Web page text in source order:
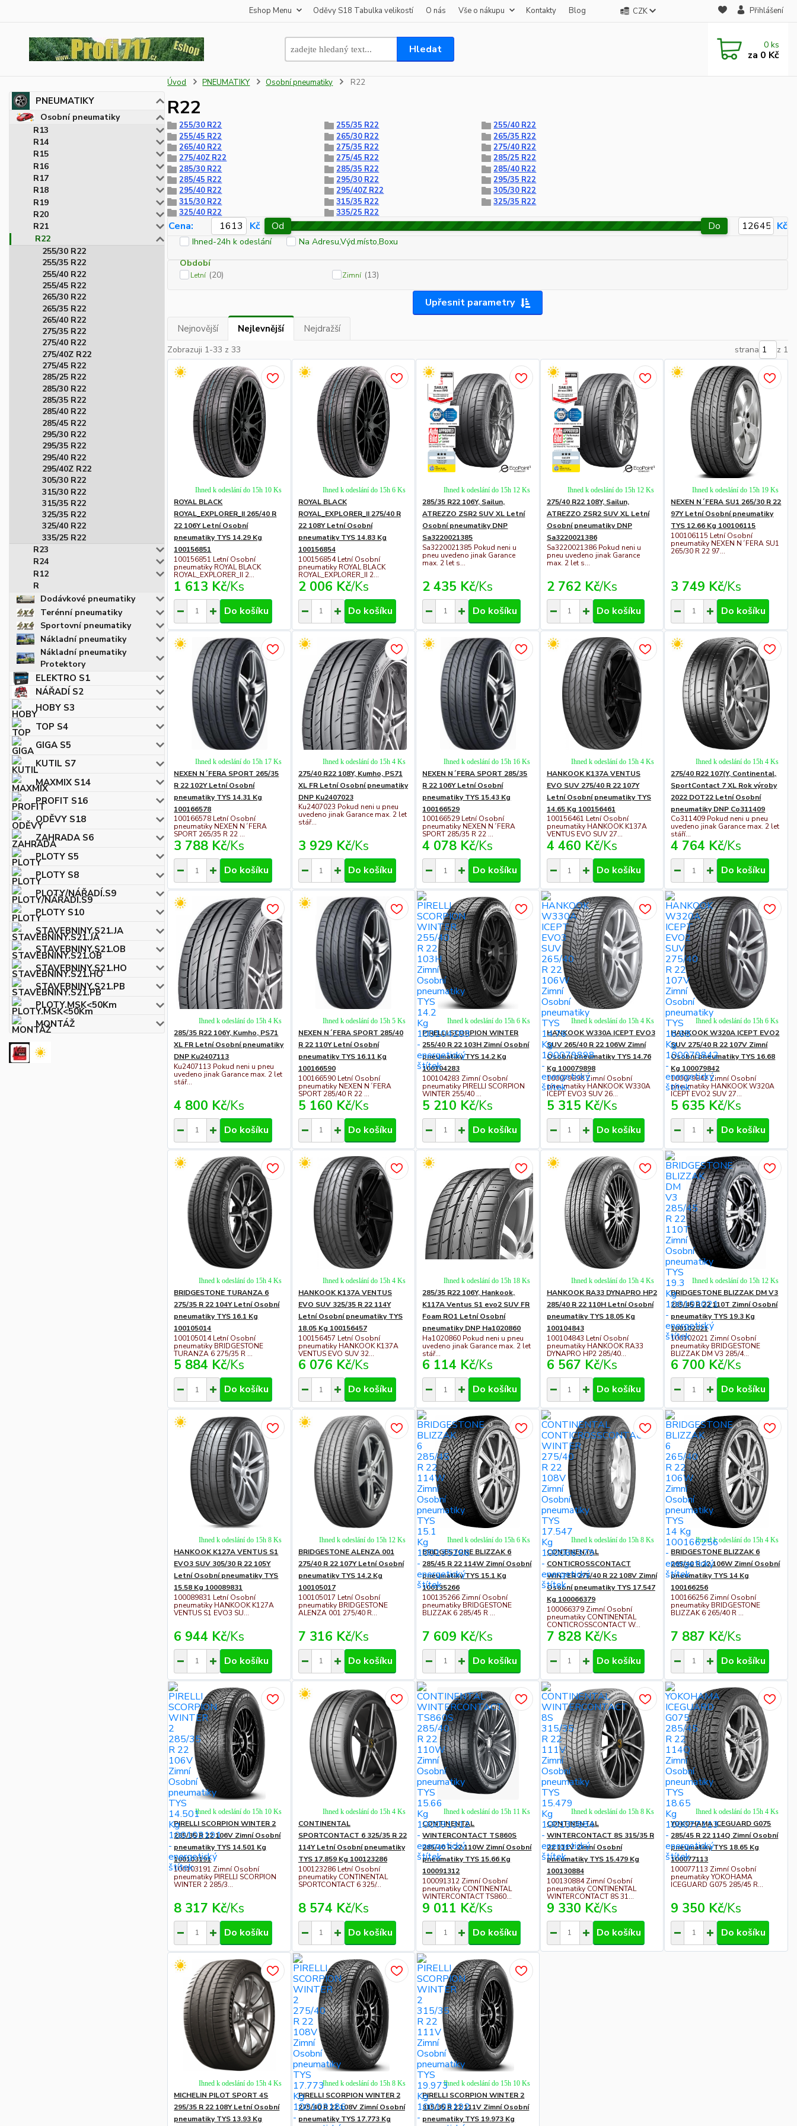
Eshop Menu Oděvy S18 Tabulka velikostí O nás Vše o nákupu Kontakty Blog CZK Přihlášení
Hledat 0 ks
za 0 Kč
PNEUMATIKY
Osobní pneumatiky
R13
R14
R15
R16
R17
R18
R19
R20
R21
R22
255/30 R22
255/35 R22
255/40 R22
255/45 R22
265/30 R22
265/35 R22
265/40 R22
275/35 R22
275/40 R22
275/40Z R22
275/45 R22
285/25 R22
285/30 R22
285/35 R22
285/40 R22
285/45 R22
295/30 R22
295/35 R22
295/40 R22
295/40Z R22
305/30 R22
315/30 R22
315/35 R22
325/35 R22
325/40 R22
335/25 R22
R23
R24
R12
R
Dodávkové pneumatiky
Terénní pneumatiky
Sportovní pneumatiky
Nákladní pneumatiky
Nákladní pneumatiky
Protektory
ELEKTRO S1
NÁŘADÍ S2
HOBY S3
TOP S4
GIGA S5
KUTIL S7
MAXMIX S14
PROFIT S16
ODĚVY S18
ZAHRADA S6
PLOTY S5
PLOTY S8
PLOTY/NÁŘADÍ.S9
PLOTY S10
STAVEBNINY.S21.JA
STAVEBNINY.S21.OB
STAVEBNINY.S21.HO
STAVEBNINY.S21.PB
PLOTY.MSK<50Km
MONTÁŽ
Úvod PNEUMATIKY Osobní pneumatiky R22
R22
255/30 R22 255/35 R22
255/40 R22
255/45 R22
265/30 R22
265/35 R22
265/40 R22
275/35 R22
275/40 R22
275/40Z R22
275/45 R22
285/25 R22
285/30 R22
285/35 R22
285/40 R22
285/45 R22
295/30 R22
295/35 R22
295/40 R22
295/40Z R22
305/30 R22
315/30 R22
315/35 R22
325/35 R22
325/40 R22
335/25 R22
Upřesnit parametry
Cena: Kč Od Do Kč
Ihned-24h k odeslání
Na Adresu,Výd.místo,Boxu
Období
Letní (20) Zimní (13)
Nejnovější Nejlevnější Nejdražší
Zobrazuji 1-33 z 33 strana z 1
ROYAL BLACK
ROYAL_EXPLORER_II 265/40 R
22 106Y Letní Osobní
pneumatiky TYS 14.29 Kg
100156851
100156851 Letní Osobní
pneumatiky ROYAL BLACK
ROYAL_EXPLORER_II 2...
1 613 Kč/Ks
Ihned k odeslání do 15h 10 Ks
Do košíku
ROYAL BLACK
ROYAL_EXPLORER_II 275/40 R
22 108Y Letní Osobní
pneumatiky TYS 14.83 Kg
100156854
100156854 Letní Osobní
pneumatiky ROYAL BLACK
ROYAL_EXPLORER_II 2...
2 006 Kč/Ks
Ihned k odeslání do 15h 6 Ks
Do košíku
285/35 R22 106Y, Sailun,
ATREZZO ZSR2 SUV XL Letní
Osobní pneumatiky DNP
Sa3220021385
Sa3220021385 Pokud neni u
pneu uvedeno jinak Garance
max. 2 let s...
2 435 Kč/Ks
Ihned k odeslání do 15h 12 Ks
Do košíku
275/40 R22 108Y, Sailun,
ATREZZO ZSR2 SUV XL Letní
Osobní pneumatiky DNP
Sa3220021386
Sa3220021386 Pokud neni u
pneu uvedeno jinak Garance
max. 2 let s...
2 762 Kč/Ks
Ihned k odeslání do 15h 12 Ks
Do košíku
NEXEN N´FERA SU1 265/30 R 22
97Y Letní Osobní pneumatiky
TYS 12.66 Kg 100106115
100106115 Letní Osobní
pneumatiky NEXEN N´FERA SU1
265/30 R 22 97...
3 749 Kč/Ks
Ihned k odeslání do 15h 19 Ks
Do košíku
NEXEN N´FERA SPORT 265/35
R 22 102Y Letní Osobní
pneumatiky TYS 14.31 Kg
100166578
100166578 Letní Osobní
pneumatiky NEXEN N´FERA
SPORT 265/35 R 22 ...
3 788 Kč/Ks
Ihned k odeslání do 15h 17 Ks
Do košíku
275/40 R22 108Y, Kumho, PS71
XL FR Letní Osobní pneumatiky
DNP Ku2407023
Ku2407023 Pokud neni u pneu
uvedeno jinak Garance max. 2 let
stář...
3 929 Kč/Ks
Ihned k odeslání do 15h 4 Ks
Do košíku
NEXEN N´FERA SPORT 285/35
R 22 106Y Letní Osobní
pneumatiky TYS 15.43 Kg
100166529
100166529 Letní Osobní
pneumatiky NEXEN N´FERA
SPORT 285/35 R 22 ...
4 078 Kč/Ks
Ihned k odeslání do 15h 16 Ks
Do košíku
HANKOOK K137A VENTUS
EVO SUV 275/40 R 22 107Y
Letní Osobní pneumatiky TYS
14.65 Kg 100156461
100156461 Letní Osobní
pneumatiky HANKOOK K137A
VENTUS EVO SUV 27...
4 460 Kč/Ks
Ihned k odeslání do 15h 4 Ks
Do košíku
275/40 R22 107(Y, Continental,
SportContact 7 XL Rok výroby
2022 DOT22 Letní Osobní
pneumatiky DNP Co311409
Co311409 Pokud neni u pneu
uvedeno jinak Garance max. 2 let
stáří...
4 764 Kč/Ks
Ihned k odeslání do 15h 4 Ks
Do košíku
285/35 R22 106Y, Kumho, PS71
XL FR Letní Osobní pneumatiky
DNP Ku2407113
Ku2407113 Pokud neni u pneu
uvedeno jinak Garance max. 2 let
stář...
4 800 Kč/Ks
Ihned k odeslání do 15h 4 Ks
Do košíku
NEXEN N´FERA SPORT 285/40
R 22 110Y Letní Osobní
pneumatiky TYS 16.11 Kg
100166590
100166590 Letní Osobní
pneumatiky NEXEN N´FERA
SPORT 285/40 R 22 ...
5 160 Kč/Ks
Ihned k odeslání do 15h 5 Ks
Do košíku
PIRELLI SCORPION WINTER
255/40 R 22 103H Zimní Osobní
pneumatiky TYS 14.2 Kg
100104283
100104283 Zimní Osobní
pneumatiky PIRELLI SCORPION
WINTER 255/40 ...
5 210 Kč/Ks
Ihned k odeslání do 15h 6 Ks
Do košíku
HANKOOK W330A ICEPT EVO3
SUV 265/40 R 22 106W Zimní
Osobní pneumatiky TYS 14.76
Kg 100079898
100079898 Zimní Osobní
pneumatiky HANKOOK W330A
ICEPT EVO3 SUV 26...
5 315 Kč/Ks
Ihned k odeslání do 15h 4 Ks
Do košíku
HANKOOK W320A ICEPT EVO2
SUV 275/40 R 22 107V Zimní
Osobní pneumatiky TYS 16.68
Kg 100079842
100079842 Zimní Osobní
pneumatiky HANKOOK W320A
ICEPT EVO2 SUV 27...
5 635 Kč/Ks
Ihned k odeslání do 15h 6 Ks
Do košíku
BRIDGESTONE TURANZA 6
275/35 R 22 104Y Letní Osobní
pneumatiky TYS 16.1 Kg
100105014
100105014 Letní Osobní
pneumatiky BRIDGESTONE
TURANZA 6 275/35 R ...
5 884 Kč/Ks
Ihned k odeslání do 15h 4 Ks
Do košíku
HANKOOK K137A VENTUS
EVO SUV 325/35 R 22 114Y
Letní Osobní pneumatiky TYS
18.05 Kg 100156457
100156457 Letní Osobní
pneumatiky HANKOOK K137A
VENTUS EVO SUV 32...
6 076 Kč/Ks
Ihned k odeslání do 15h 4 Ks
Do košíku
285/35 R22 106Y, Hankook,
K117A Ventus S1 evo2 SUV FR
Foam RO1 Letní Osobní
pneumatiky DNP Ha1020860
Ha1020860 Pokud neni u pneu
uvedeno jinak Garance max. 2 let
stář...
6 114 Kč/Ks
Ihned k odeslání do 15h 18 Ks
Do košíku
HANKOOK RA33 DYNAPRO HP2
285/40 R 22 110H Letní Osobní
pneumatiky TYS 18.05 Kg
100104843
100104843 Letní Osobní
pneumatiky HANKOOK RA33
DYNAPRO HP2 285/40...
6 567 Kč/Ks
Ihned k odeslání do 15h 4 Ks
Do košíku
BRIDGESTONE BLIZZAK DM V3
285/45 R 22 110T Zimní Osobní
pneumatiky TYS 19.3 Kg
100102021
100102021 Zimní Osobní
pneumatiky BRIDGESTONE
BLIZZAK DM V3 285/4...
6 700 Kč/Ks
Ihned k odeslání do 15h 12 Ks
Do košíku
HANKOOK K127A VENTUS S1
EVO3 SUV 305/30 R 22 105Y
Letní Osobní pneumatiky TYS
15.58 Kg 100089831
100089831 Letní Osobní
pneumatiky HANKOOK K127A
VENTUS S1 EVO3 SU...
6 944 Kč/Ks
Ihned k odeslání do 15h 8 Ks
Do košíku
BRIDGESTONE ALENZA 001
275/40 R 22 107Y Letní Osobní
pneumatiky TYS 14.2 Kg
100105017
100105017 Letní Osobní
pneumatiky BRIDGESTONE
ALENZA 001 275/40 R...
7 316 Kč/Ks
Ihned k odeslání do 15h 12 Ks
Do košíku
BRIDGESTONE BLIZZAK 6
285/45 R 22 114W Zimní Osobní
pneumatiky TYS 15.1 Kg
100135266
100135266 Zimní Osobní
pneumatiky BRIDGESTONE
BLIZZAK 6 285/45 R ...
7 609 Kč/Ks
Ihned k odeslání do 15h 6 Ks
Do košíku
CONTINENTAL
CONTICROSSCONTACT
WINTER 275/40 R 22 108V Zimní
Osobní pneumatiky TYS 17.547
Kg 100066379
100066379 Zimní Osobní
pneumatiky CONTINENTAL
CONTICROSSCONTACT W...
7 828 Kč/Ks
Ihned k odeslání do 15h 8 Ks
Do košíku
BRIDGESTONE BLIZZAK 6
265/40 R 22 106W Zimní Osobní
pneumatiky TYS 14 Kg
100166256
100166256 Zimní Osobní
pneumatiky BRIDGESTONE
BLIZZAK 6 265/40 R ...
7 887 Kč/Ks
Ihned k odeslání do 15h 4 Ks
Do košíku
PIRELLI SCORPION WINTER 2
285/35 R 22 106V Zimní Osobní
pneumatiky TYS 14.501 Kg
100103191
100103191 Zimní Osobní
pneumatiky PIRELLI SCORPION
WINTER 2 285/3...
8 317 Kč/Ks
Ihned k odeslání do 15h 10 Ks
Do košíku
CONTINENTAL
SPORTCONTACT 6 325/35 R 22
114Y Letní Osobní pneumatiky
TYS 17.859 Kg 100123286
100123286 Letní Osobní
pneumatiky CONTINENTAL
SPORTCONTACT 6 325/...
8 574 Kč/Ks
Ihned k odeslání do 15h 4 Ks
Do košíku
CONTINENTAL
WINTERCONTACT TS860S
285/40 R 22 110W Zimní Osobní
pneumatiky TYS 15.66 Kg
100091312
100091312 Zimní Osobní
pneumatiky CONTINENTAL
WINTERCONTACT TS860...
9 011 Kč/Ks
Ihned k odeslání do 15h 11 Ks
Do košíku
CONTINENTAL
WINTERCONTACT 8S 315/35 R
22 111V Zimní Osobní
pneumatiky TYS 15.479 Kg
100130884
100130884 Zimní Osobní
pneumatiky CONTINENTAL
WINTERCONTACT 8S 31...
9 330 Kč/Ks
Ihned k odeslání do 15h 8 Ks
Do košíku
YOKOHAMA ICEGUARD G075
285/45 R 22 114Q Zimní Osobní
pneumatiky TYS 18.65 Kg
100077113
100077113 Zimní Osobní
pneumatiky YOKOHAMA
ICEGUARD G075 285/45 R...
9 350 Kč/Ks
Ihned k odeslání do 15h 4 Ks
Do košíku
MICHELIN PILOT SPORT 4S
295/35 R 22 108Y Letní Osobní
pneumatiky TYS 13.93 Kg
Ihned k odeslání do 15h 4 Ks
PIRELLI SCORPION WINTER 2
275/40 R 22 108V Zimní Osobní
pneumatiky TYS 17.773 Kg
Ihned k odeslání do 15h 8 Ks
PIRELLI SCORPION WINTER 2
315/35 R 22 111V Zimní Osobní
pneumatiky TYS 19.973 Kg
Ihned k odeslání do 15h 10 Ks